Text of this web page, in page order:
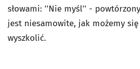
słowami: ''Nie myśl'' -
jest niesamowite, jak możemy
wyszkolić.